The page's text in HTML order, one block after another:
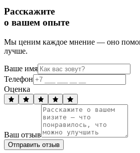
Расскажите
о вашем опыте
Мы ценим каждое мнение — оно
лучше.
Ваше имя
Телефон
Оценка
Ваш отзыв
Отправить отзыв